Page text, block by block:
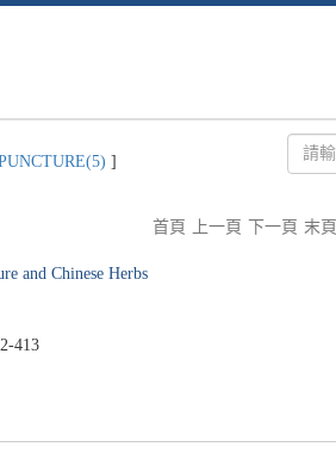
]
首頁 上一頁 下一頁 末頁
and Chinese Herbs
413